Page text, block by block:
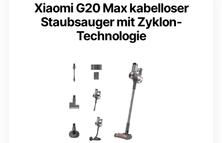
Xiaomi G20 Max kabelloser
Staubsauger mit Zyklon-
Technologie